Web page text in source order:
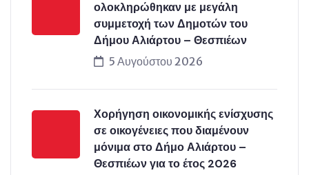
ολοκληρώθηκαν με μεγάλη
συμμετοχή των Δημοτών του
Δήμου Αλιάρτου – Θεσπιέων
5 Αυγούστου 2026
Χορήγηση οικονομικής ενίσχυσης
σε οικογένειες που διαμένουν
μόνιμα στο Δήμο Αλιάρτου –
Θεσπιέων για το έτος 2026